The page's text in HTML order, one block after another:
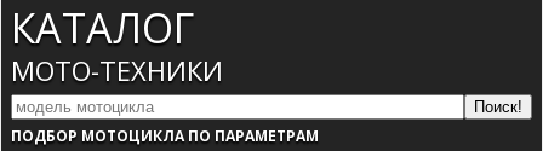
КАТАЛОГ
МОТО-ТЕХНИКИ
ПОДБОР МОТОЦИКЛА ПО ПАРАМЕТРАМ